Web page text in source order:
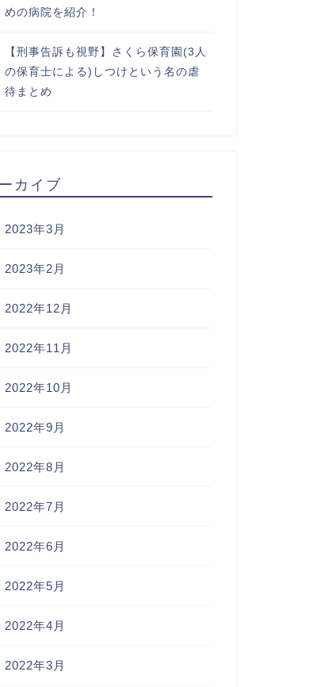
めの病院を紹介！
【刑事告訴も視野】さくら保育園(3人
の保育士による)しつけという名の虐
待まとめ
カイブ
2023年3月
2023年2月
2022年12月
2022年11月
2022年10月
2022年9月
2022年8月
2022年7月
2022年6月
2022年5月
2022年4月
2022年3月